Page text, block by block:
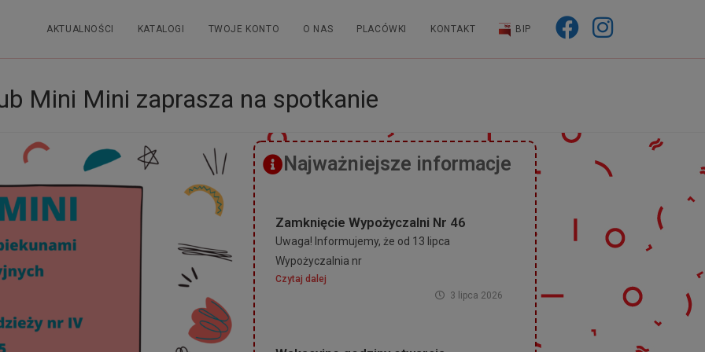
AKTUALNOŚCI KATALOGI TWOJE KONTO O NAS PLACÓWKI KONTAKT BIP
Mini Mini zaprasza na spotkanie
Najważniejsze informacje
Zamknięcie Wypożyczalni Nr 46
Uwaga! Informujemy, że od 13 lipca
Wypożyczalnia nr
Czytaj dalej
3 lipca 2026